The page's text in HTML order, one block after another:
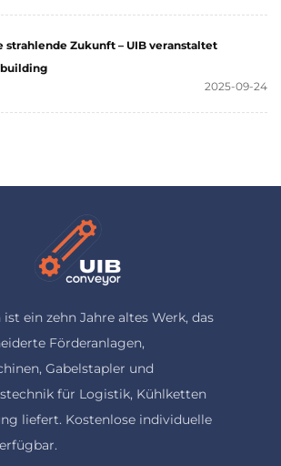
strahlende Zukunft – UIB veranstaltet
2025-09-24
ist ein zehn Jahre altes Werk, das
Förderanlagen,
Gabelstapler und
für Logistik, Kühlketten
liefert. Kostenlose individuelle